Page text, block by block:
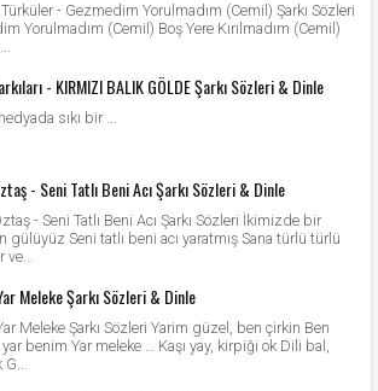
- Gezmedim Yorulmadım (Cemil) Şarkı Sözleri
Yorulmadım (Cemil) Boş Yere Kırılmadım (Cemil)
- KIRMIZI BALIK GÖLDE Şarkı Sözleri & Dinle
sıkı bir ...
- Seni Tatlı Beni Acı Şarkı Sözleri & Dinle
- Seni Tatlı Beni Acı Şarkı Sözleri İkimizde bir
gülüyüz Seni tatlı beni acı yaratmış Sana türlü türlü
ve...
Meleke Şarkı Sözleri & Dinle
Meleke Şarkı Sözleri Yarim güzel, ben çirkin Ben
benim Yar meleke … Kaşı yay, kirpiği ok Dili bal,